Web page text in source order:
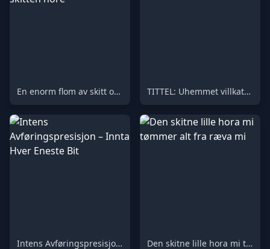
En enorm flom av skitt og avfall for en virkelig skitten hore TITTEL: Uhemmet villkatt fortærer alt i sikte
Intens Avføringspresisjon – Innta Hver Eneste Bit Den skitne lille hora mi tømmer alt fra ræva mi